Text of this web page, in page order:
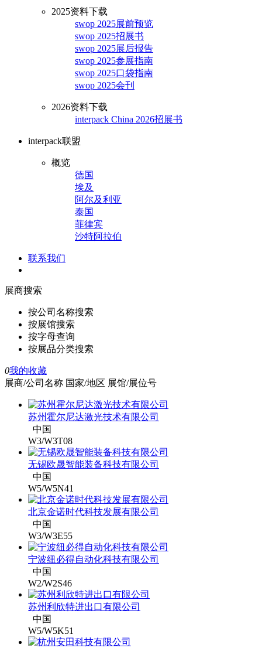
2025资料下载
swop 2025展前预览
swop 2025招展书
swop 2025展后报告
swop 2025参展指南
swop 2025口袋指南
swop 2025会刊
2026资料下载
interpack China 2026招展书
interpack联盟
概览
德国
埃及
阿尔及利亚
泰国
菲律宾
沙特阿拉伯
联系我们
展商搜索
按公司名称搜索
按展馆搜索
按字母查询
按展品分类搜索
0我的收藏
展商/公司名称 国家/地区 展馆/展位号
苏州霍尔尼达激光技术有限公司
中国
W3/W3T08
无锡欧晟智能装备科技有限公司
中国
W5/W5N41
北京金诺时代科技发展有限公司
中国
W3/W3E55
宁波纽必得自动化科技有限公司
中国
W2/W2S46
苏州利欣特进出口有限公司
中国
W5/W5K51